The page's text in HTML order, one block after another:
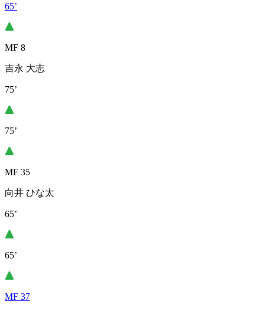
65’
MF 8
吉永 大志
75’
75’
MF 35
向井 ひな太
65’
65’
MF 37